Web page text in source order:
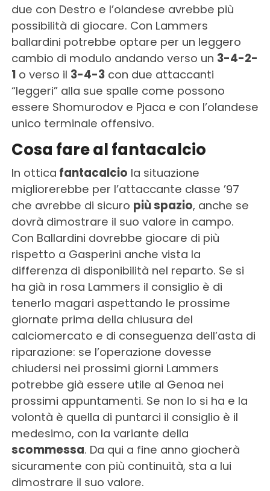
due con Destro e l’olandese avrebbe più
possibilità di giocare. Con Lammers
ballardini potrebbe optare per un leggero
cambio di modulo andando verso un 3-4-2-
1 o verso il 3-4-3con due attaccanti
“leggeri” alla sue spalle come possono
essere Shomurodov e Pjaca e con l’olandese
unico terminale offensivo.
Cosa fare al fantacalcio
In ottica fantacalcio la situazione
migliorerebbe per l’attaccante classe ’97
che avrebbe di sicuro più spazio, anche se
dovrà dimostrare il suo valore in campo.
Con Ballardini dovrebbe giocare di più
rispetto a Gasperini anche vista la
differenza di disponibilità nel reparto. Se si
ha già in rosa Lammers il consiglio è di
tenerlo magari aspettando le prossime
giornate prima della chiusura del
calciomercato e di conseguenza dell’asta di
riparazione: se l’operazione dovesse
chiudersi nei prossimi giorni Lammers
potrebbe già essere utile al Genoa nei
prossimi appuntamenti. Se non lo si ha e la
volontà è quella di puntarci il consiglio è il
medesimo, con la variante della
scommessa. Da qui a fine anno giocherà
sicuramente con più continuità, sta a lui
dimostrare il suo valore.